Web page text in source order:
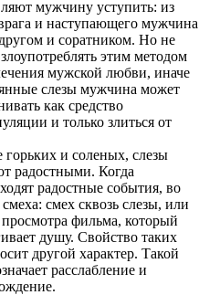
мужчину уступить: из
и наступающего мужчина
и соратником. Но не
этим методом
мужской любви, иначе
слезы мужчина может
как средство
и только злиться от
горьких и соленых, слезы
радостными. Когда
радостные события, во
смех сквозь слезы, или
просмотра фильма, который
душу. Свойство таких
другой характер. Такой
расслабление и